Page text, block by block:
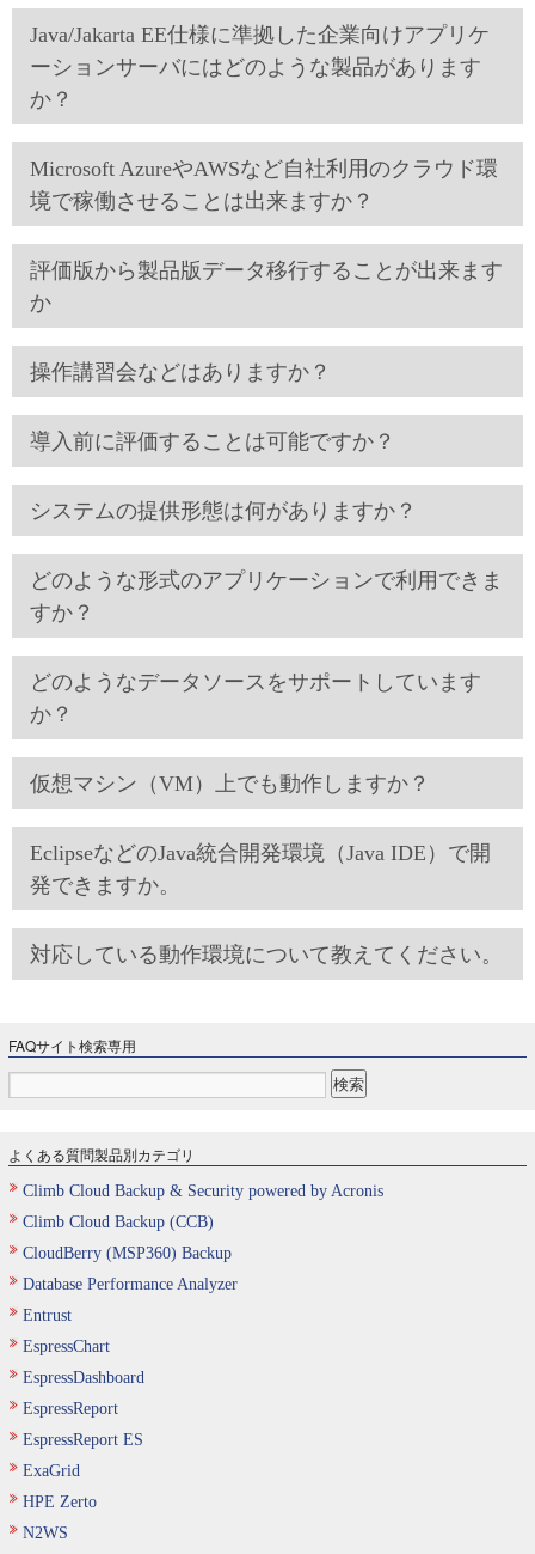
Java/Jakarta EE仕様に準拠した企業向けアプリケ
ーションサーバにはどのような製品があります
か？
Microsoft AzureやAWSなど自社利用のクラウド環
境で稼働させることは出来ますか？
評価版から製品版データ移行することが出来ます
か
操作講習会などはありますか？
導入前に評価することは可能ですか？
システムの提供形態は何がありますか？
どのような形式のアプリケーションで利用できま
すか？
どのようなデータソースをサポートしています
か？
仮想マシン（VM）上でも動作しますか？
EclipseなどのJava統合開発環境（Java IDE）で開
発できますか。
対応している動作環境について教えてください。
FAQサイト検索専用
よくある質問製品別カテゴリ
Climb Cloud Backup & Security powered by Acronis
Climb Cloud Backup (CCB)
CloudBerry (MSP360) Backup
Database Performance Analyzer
Entrust
EspressChart
EspressDashboard
EspressReport
EspressReport ES
ExaGrid
HPE Zerto
N2WS